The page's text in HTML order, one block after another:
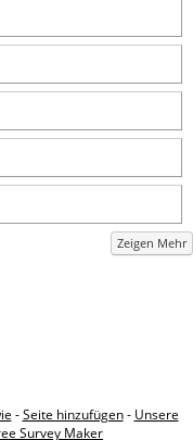
Zeigen Mehr
-Seite hinzufügen- Unsere
Survey Maker